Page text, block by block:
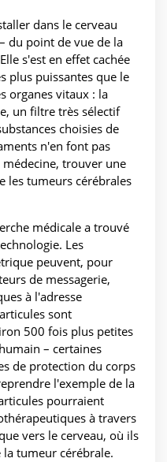
dans le cerveau
du point de vue de la
s'est en effet cachée
plus puissantes que le
organes vitaux : la
un filtre très sélectif
choisies de
n'en font pas
trouver une
les tumeurs cérébrales
médicale a trouvé
Les
peuvent, pour
de messagerie,
à l'adresse
sont
500 fois plus petites
– certaines
de protection du corps
l'exemple de la
pourraient
à travers
vers le cerveau, où ils
tumeur cérébrale.